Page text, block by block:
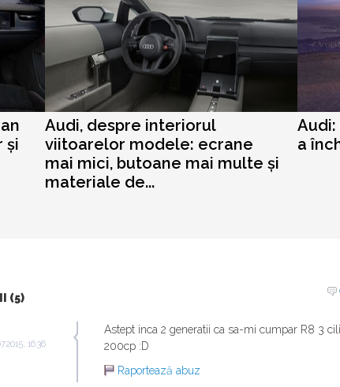
și
Audi, despre interiorul
viitoarelor modele: ecrane
mai mici, butoane mai multe și
materiale de...
a
(5)
16:36
Astept inca 2 generatii ca sa-mi cumpar R8 3
200cp :D
Raportează abuz